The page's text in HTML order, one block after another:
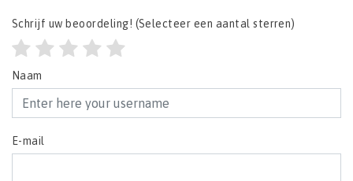
Schrijf uw beoordeling! (Selecteer een aantal sterren)
Naam
E-mail